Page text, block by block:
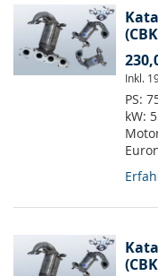
Inkl.
PS:
kW: